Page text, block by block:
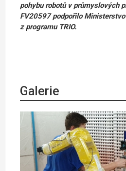
pohybu robotů v průmyslových
FV20597 podpořilo
z programu TRIO.
Galerie